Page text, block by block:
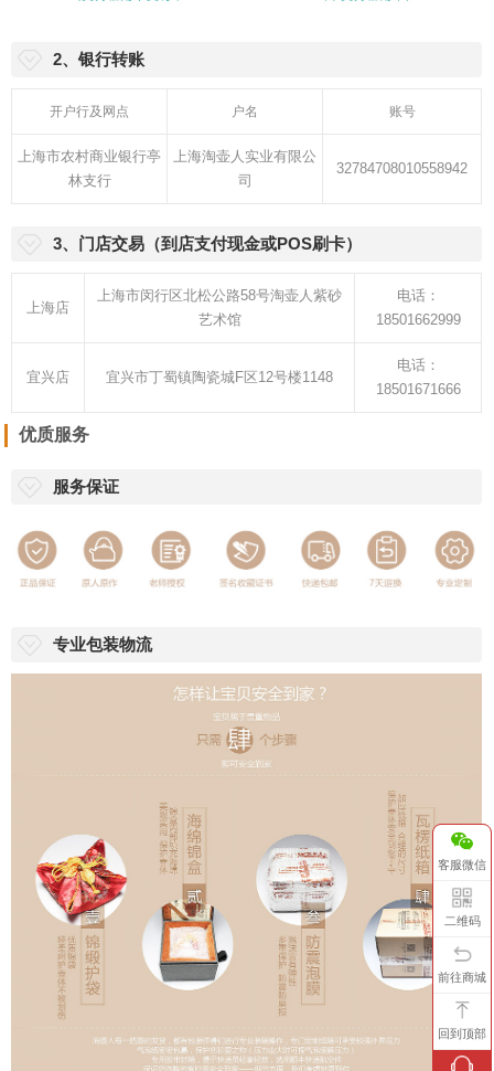
2、银行转账
开户行及网点 户名 账号
上海市农村商业银行亭
林支行
上海淘壶人实业有限公
司
32784708010558942
3、门店交易（到店支付现金或POS刷卡）
上海店
上海市闵行区北松公路58号淘壶人紫砂
艺术馆
电话：
18501662999
宜兴店 宜兴市丁蜀镇陶瓷城F区12号楼1148
电话：
18501671666
优质服务
服务保证
专业包装物流
客服微信
二维码
前往商城
回到顶部